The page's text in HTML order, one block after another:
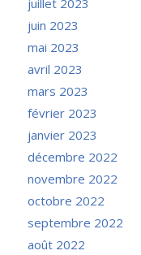
juillet 2023
juin 2023
mai 2023
avril 2023
mars 2023
février 2023
janvier 2023
décembre 2022
novembre 2022
octobre 2022
septembre 2022
août 2022